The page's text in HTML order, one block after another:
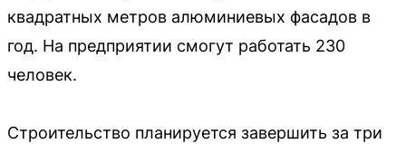
квадратных метров алюминиевых фасадов в
год. На предприятии смогут работать 230
человек.
Строительство планируется завершить за три